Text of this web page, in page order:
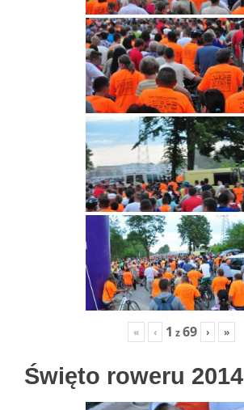
« ‹ 1 z69 › »
Święto roweru 2014